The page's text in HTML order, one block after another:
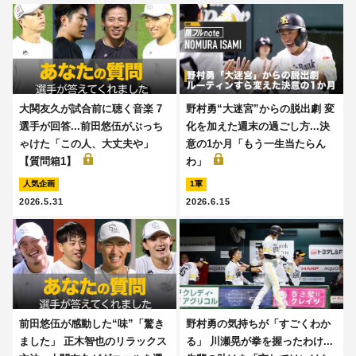
大関友久が試合前に聴く音楽 7
選手が回答...前田悠伍がぶっち
ゃけた「この人、大丈夫や」
【質問箱1】
人気企画
2026.5.31
野村勇“大迷宮”からの脱出劇 変
化を加えた週末の過ごし方...決
意の1か月「もう一生当たらん
わ」
1軍
2026.6.15
前田悠伍が感動した“味”「驚き
ました」 正木智也のリラックス
野村勇の気持ちが「すごくわか
る」 川瀬晃が拳を握ったわけ...